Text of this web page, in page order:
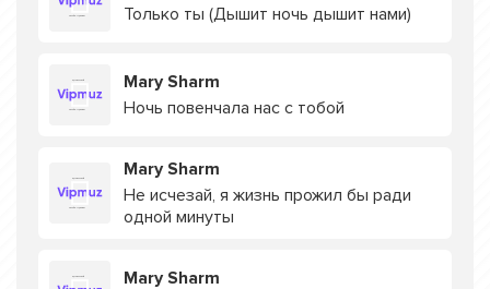
Только ты (Дышит ночь дышит нами)
Mary Sharm
Ночь повенчала нас с тобой
Mary Sharm
Не исчезай, я жизнь прожил бы ради
одной минуты
Mary Sharm